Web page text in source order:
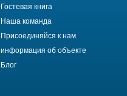
Гостевая книга
Наша команда
Присоединяйся к нам
информация об объекте
Блог